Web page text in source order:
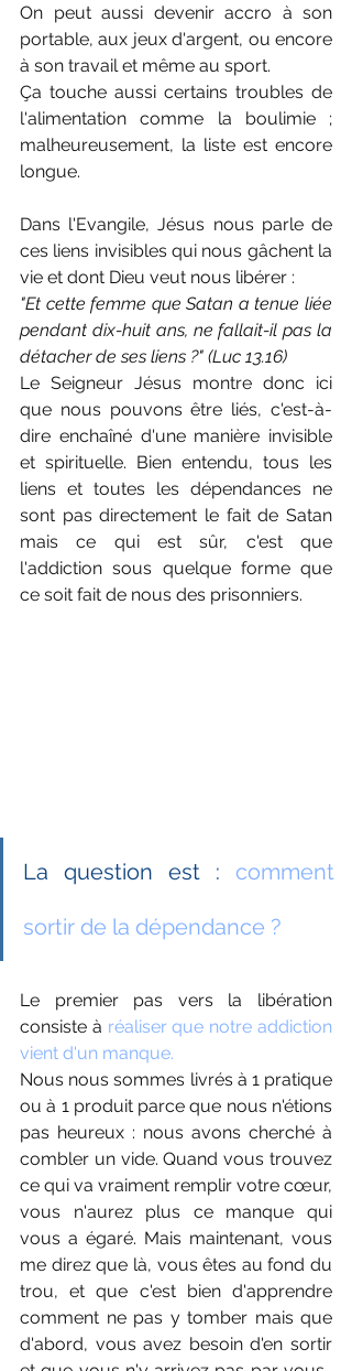
On peut aussi devenir accro à son
portable, aux jeux d'argent, ou encore
à son travail et même au sport.
Ça touche aussi certains troubles de
l'alimentation comme la boulimie ;
malheureusement, la liste est encore
longue.
Dans l'Evangile, Jésus nous parle de
ces liens invisibles qui nous gâchent la
vie et dont Dieu veut nous libérer :
"Et cette femme que Satan a tenue liée
pendant dix-huit ans, ne fallait-il pas la
détacher de ses liens ?" (Luc 13.16)
Le Seigneur Jésus montre donc ici
que nous pouvons être liés, c'est-à-
dire enchaîné d'une manière invisible
et spirituelle. Bien entendu, tous les
liens et toutes les dépendances ne
sont pas directement le fait de Satan
mais ce qui est sûr, c'est que
l'addiction sous quelque forme que
ce soit fait de nous des prisonniers.
La question est : comment
sortir de la dépendance ?
Le premier pas vers la libération
consiste à réaliser que notre addiction
vient d'un manque.
Nous nous sommes livrés à 1 pratique
ou à 1 produit parce que nous n'étions
pas heureux : nous avons cherché à
combler un vide. Quand vous trouvez
ce qui va vraiment remplir votre cœur,
vous n'aurez plus ce manque qui
vous a égaré. Mais maintenant, vous
me direz que là, vous êtes au fond du
trou, et que c'est bien d'apprendre
comment ne pas y tomber mais que
d'abord, vous avez besoin d'en sortir